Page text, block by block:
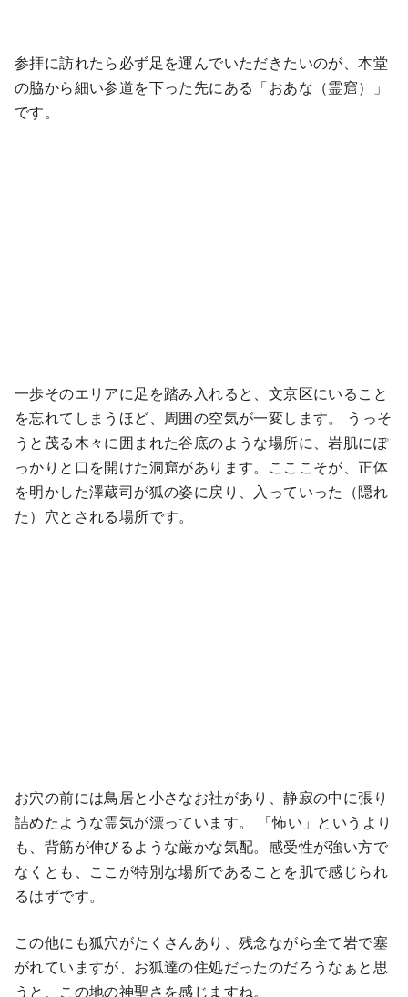
参拝に訪れたら必ず足を運んでいただきたいのが、本堂
の脇から細い参道を下った先にある「おあな（霊窟）」
です。
一歩そのエリアに足を踏み入れると、文京区にいること
を忘れてしまうほど、周囲の空気が一変します。 うっそ
うと茂る木々に囲まれた谷底のような場所に、岩肌にぽ
っかりと口を開けた洞窟があります。こここそが、正体
を明かした澤蔵司が狐の姿に戻り、入っていった（隠れ
た）穴とされる場所です。
お穴の前には鳥居と小さなお社があり、静寂の中に張り
詰めたような霊気が漂っています。 「怖い」というより
も、背筋が伸びるような厳かな気配。感受性が強い方で
なくとも、ここが特別な場所であることを肌で感じられ
るはずです。
この他にも狐穴がたくさんあり、残念ながら全て岩で塞
がれていますが、お狐達の住処だったのだろうなぁと思
うと、この地の神聖さを感じますね。